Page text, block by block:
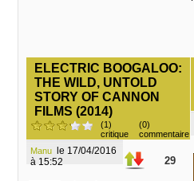
ELECTRIC BOOGALOO:
THE WILD, UNTOLD
STORY OF CANNON
FILMS (2014)
(1)
critique
(0)
commentaire
Manu
à 15:52
29